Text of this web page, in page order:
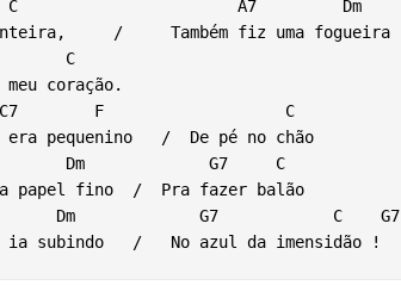
/     Também fiz uma fogueira
coração.
era pequenino   /  De pé no chão
papel fino  /  Pra fazer balão
ia subindo   /   No azul da imensidão !